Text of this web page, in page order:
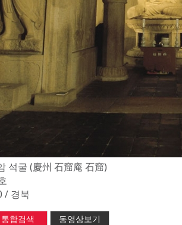
석굴 (慶州 石窟庵 石窟)
/ 경북
통합검색 동영상보기